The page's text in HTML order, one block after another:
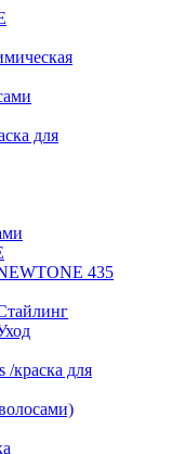
для
435
краска для